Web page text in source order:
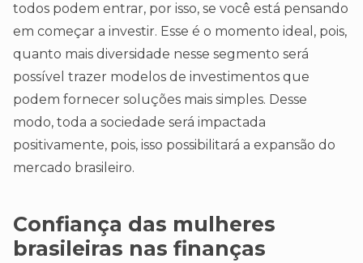
todos podem entrar, por isso, se você está pensando
em começar a investir. Esse é o momento ideal, pois,
quanto mais diversidade nesse segmento será
possível trazer modelos de investimentos que
podem fornecer soluções mais simples. Desse
modo, toda a sociedade será impactada
positivamente, pois, isso possibilitará a expansão do
mercado brasileiro.
Confiança das mulheres
brasileiras nas finanças